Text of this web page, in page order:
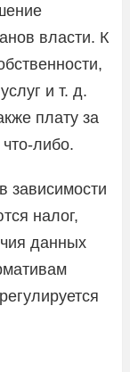
власти. К
и т. д.
плату за
либо.
зависимости
налог,
данных